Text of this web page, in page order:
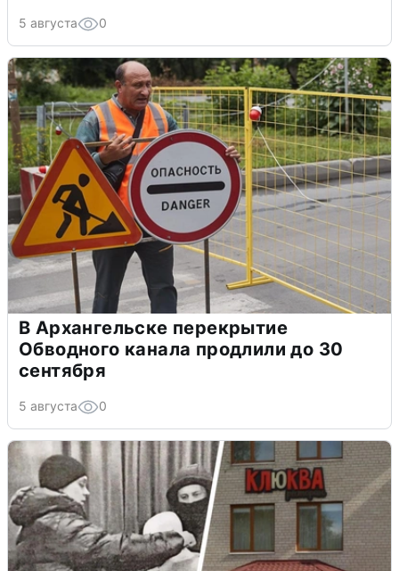
5 августа 0
В Архангельске перекрытие
Обводного канала продлили до 30
сентября
5 августа 0